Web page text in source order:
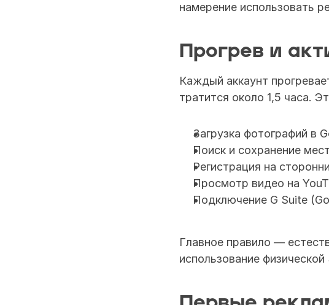
намерение использовать
Прогрев и
Каждый аккаунт
тратится около 1,5 часа.
Загрузка фотографий в
Поиск и сохранение
Регистрация на
Просмотр видео на
Подключение G Suite
Главное правило —
использование